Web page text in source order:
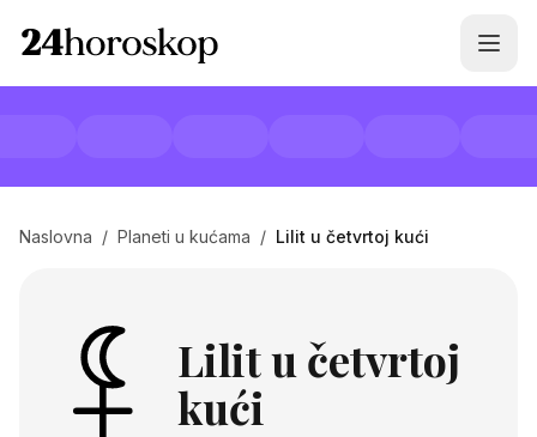
Naslovna / Planeti u kućama / Lilit u četvrtoj kući
Lilit u četvrtoj
kući